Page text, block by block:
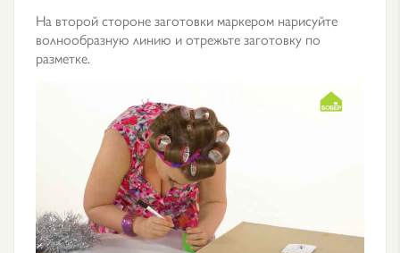
На второй стороне заготовки маркером нарисуйте
волнообразную линию и отрежьте заготовку по
разметке.